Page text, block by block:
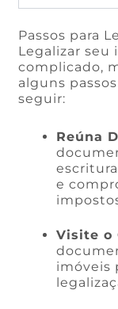
Passos para
Legalizar seu
complicado,
alguns
seguir:
Reúna
e
Visite o
imóveis